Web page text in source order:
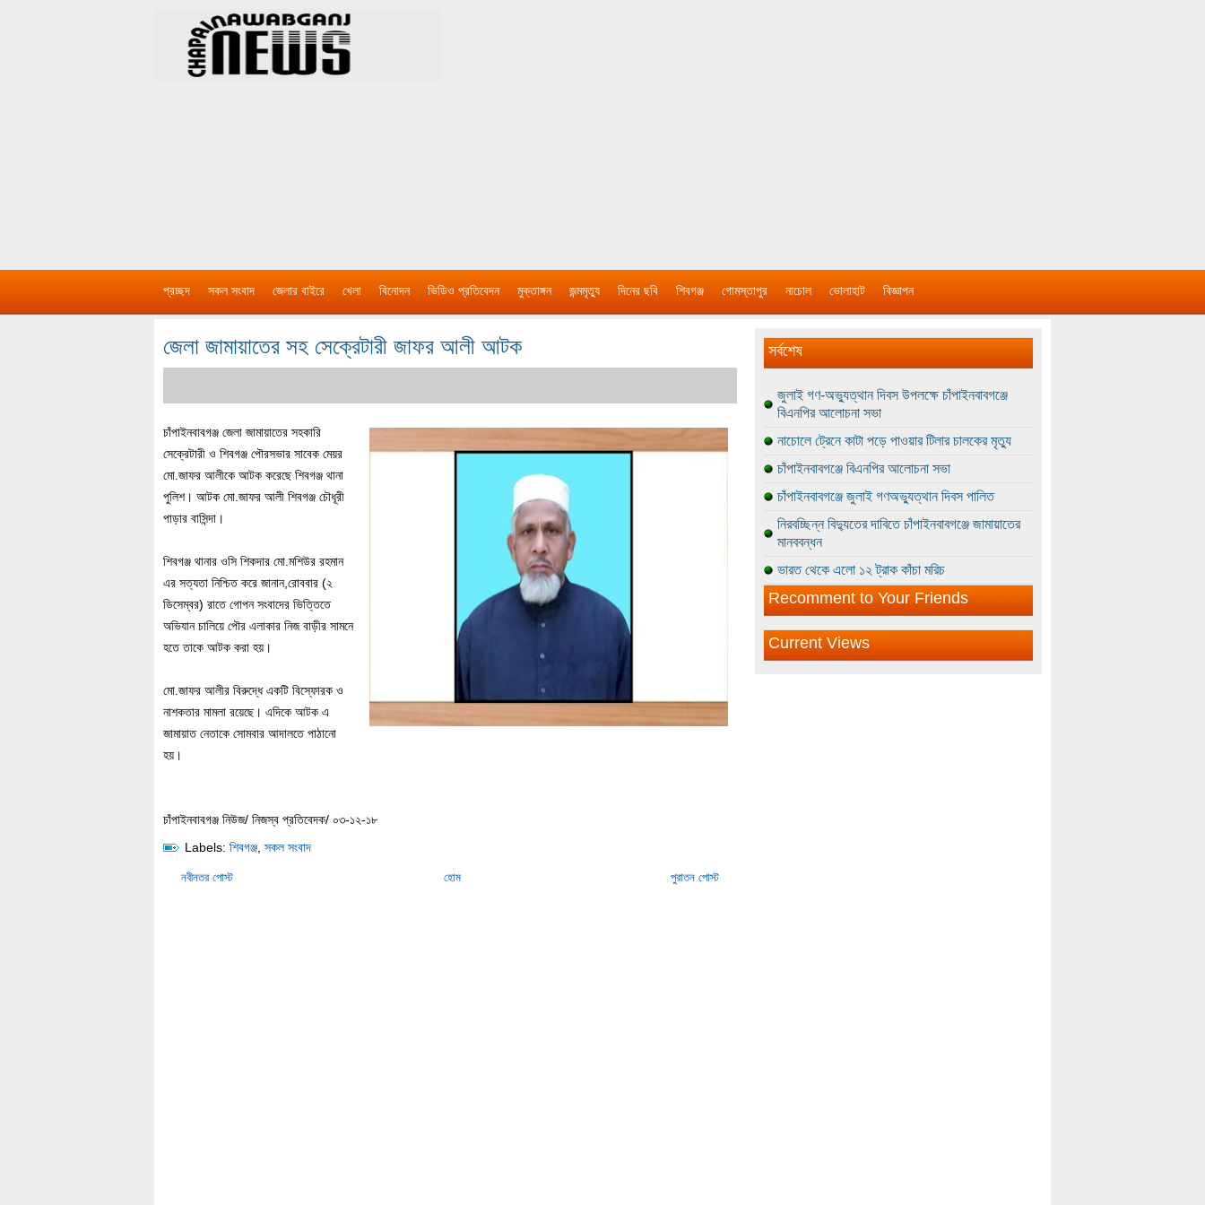
প্রচ্ছদ সকল সংবাদ জেলার বাইরে খেলা বিনোদন ভিডিও প্রতিবেদন মুক্তাঙ্গন জন্মমৃত্যু দিনের ছবি শিবগঞ্জ গোমস্তাপুর নাচোল ভোলাহাট বিজ্ঞাপন
জেলা জামায়াতের সহ সেক্রেটারী জাফর আলী আটক
চাঁপাইনবাবগঞ্জ জেলা জামায়াতের সহকারি
সেক্রেটারী ও শিবগঞ্জ পৌরসভার সাবেক মেয়র
মো.জাফর আলীকে আটক করেছে শিবগঞ্জ থানা
পুলিশ। আটক মো.জাফর আলী শিবগঞ্জ চৌধূরী
পাড়ার বাসিন্দা।
শিবগঞ্জ থানার ওসি শিকদার মো.মশিউর রহমান
এর সত্যতা নিশ্চিত করে জানান,রোববার (২
ডিসেম্বর) রাতে গোপন সংবাদের ভিত্তিতে
অভিযান চালিয়ে পৌর এলাকার নিজ বাড়ীর সামনে
হতে তাকে আটক করা হয়।
মো.জাফর আলীর বিরুদ্ধে একটি বিস্ফোরক ও
নাশকতার মামলা রয়েছে। এদিকে আটক এ
জামায়াত নেতাকে সোমবার আদালতে পাঠানো
হয়।
চাঁপাইনবাবগঞ্জ নিউজ/ নিজস্ব প্রতিবেদক/ ০৩-১২-১৮
Labels: শিবগঞ্জ সকল সংবাদ
নবীনতর পোস্ট পুরাতন পোস্ট
হোম
সর্বশেষ
জুলাই গণ-অভ্যুত্থান দিবস উপলক্ষে চাঁপাইনবাবগঞ্জে
বিএনপির আলোচনা সভা
নাচোলে ট্রেনে কাটা পড়ে পাওয়ার টিলার চালকের মৃত্যু
চাঁপাইনবাবগঞ্জে বিএনপির আলোচনা সভা
চাঁপাইনবাবগঞ্জে জুলাই গণঅভ্যুত্থান দিবস পালিত
নিরবচ্ছিন্ন বিদ্যুতের দাবিতে চাঁপাইনবাবগঞ্জে জামায়াতের
মানববন্ধন
ভারত থেকে এলো ১২ ট্রাক কাঁচা মরিচ
Recomment to Your Friends
Current Views